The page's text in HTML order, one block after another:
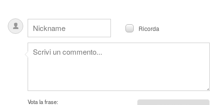
Ricorda
Vota la frase: